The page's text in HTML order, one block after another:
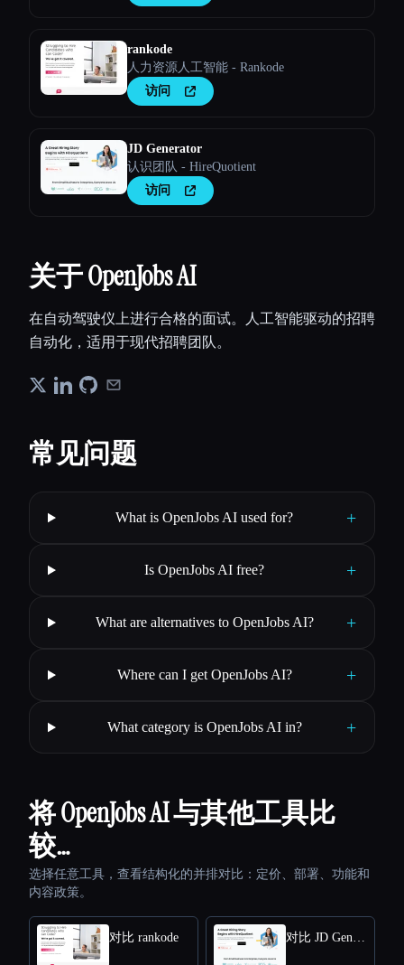
rankode
人力资源人工智能 - Rankode
访问
JD Generator
认识团队 - HireQuotient
访问
关于 OpenJobs AI
在自动驾驶仪上进行合格的面试。人工智能驱动的招聘
自动化，适用于现代招聘团队。
常见问题
What is OpenJobs AI used for? +
Is OpenJobs AI free? +
What are alternatives to OpenJobs AI? +
Where can I get OpenJobs AI? +
What category is OpenJobs AI in? +
将 OpenJobs AI 与其他工具比
较…
选择任意工具，查看结构化的并排对比：定价、部署、功能和
内容政策。
对比 rankode 对比 JD Generator